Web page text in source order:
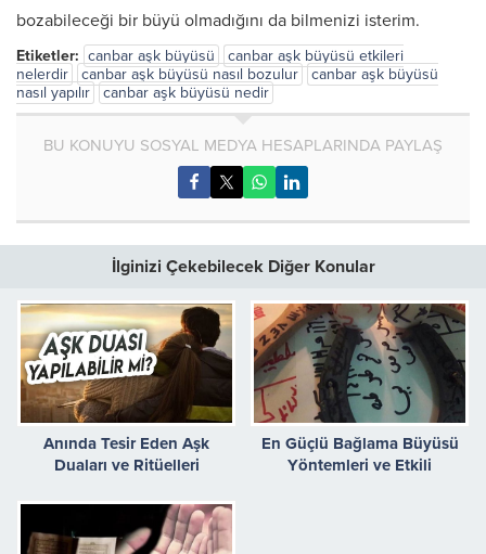
bozabileceği bir büyü olmadığını da bilmenizi isterim.
Etiketler: canbar aşk büyüsü
canbar aşk büyüsü etkileri
nelerdir
canbar aşk büyüsü nasıl bozulur
canbar aşk büyüsü
nasıl yapılır
canbar aşk büyüsü nedir
BU KONUYU SOSYAL MEDYA HESAPLARINDA PAYLAŞ
İlginizi Çekebilecek Diğer Konular
Anında Tesir Eden Aşk
Duaları ve Ritüelleri
En Güçlü Bağlama Büyüsü
Yöntemleri ve Etkili